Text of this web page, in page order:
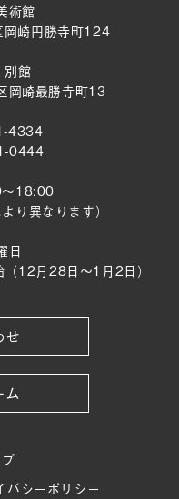
術館
崎円勝寺町124
別館
岡崎最勝寺町13
4334
0444
18:00
り異なります）
日
12月28日〜1月2日）
せ
ム
バシーポリシー